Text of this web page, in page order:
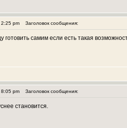
pm Заголовок сообщения:
готовить самим если есть такая
pm Заголовок сообщения:
становится.